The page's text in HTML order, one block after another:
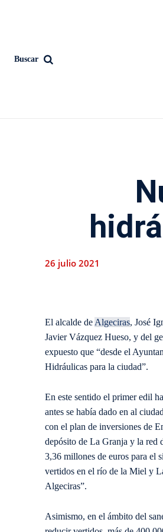
Buscar
26 julio 2021
El alcalde de Algeciras, José
Javier Vázquez Hueso, y del
expuesto que “desde el
Hidráulicas para la ciudad”.
En este sentido el primer edil
antes se había dado en al
con el plan de inversiones de
depósito de La Granja y la red
3,36 millones de euros para el
vertidos en el río de la Miel y
Algeciras”.
Asimismo, en el ámbito del